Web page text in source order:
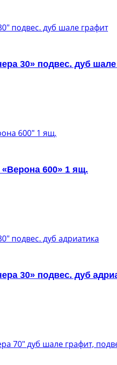
30» подвес. дуб
600» 1 ящ.
30» подвес. дуб